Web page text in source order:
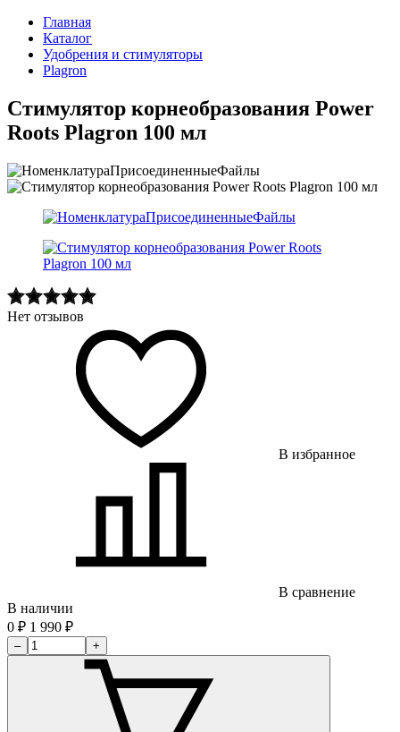
Главная
Каталог
Удобрения и стимуляторы
Plagron
Стимулятор корнеобразования Power
Roots Plagron 100 мл
Нет отзывов
В избранное
В сравнение
В наличии
0 ₽ 1 990 ₽
– +